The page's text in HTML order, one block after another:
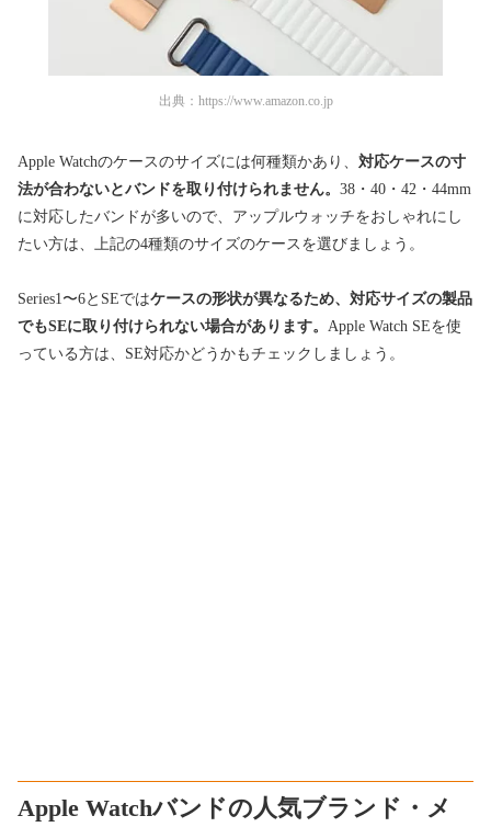
出典： https://www.amazon.co.jp
Apple Watchのケースのサイズには何種類かあり、 対応ケースの寸
法が合わないとバンドを取り付けられません。 38・40・42・44mm
に対応したバンドが多いので、アップルウォッチをおしゃれにし
たい方は、上記の4種類のサイズのケースを選びましょう。
Series1〜6とSEではケースの形状が異なるため、対応サイズの製品
でもSEに取り付けられない場合があります。 Apple Watch SEを使
っている方は、SE対応かどうかもチェックしましょう。
Apple Watchバンドの人気ブランド・メ